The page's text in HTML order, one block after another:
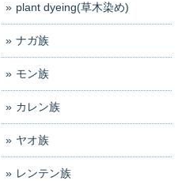
plant dyeing(草木染め)
ナガ族
モン族
カレン族
ヤオ族
レンテン族